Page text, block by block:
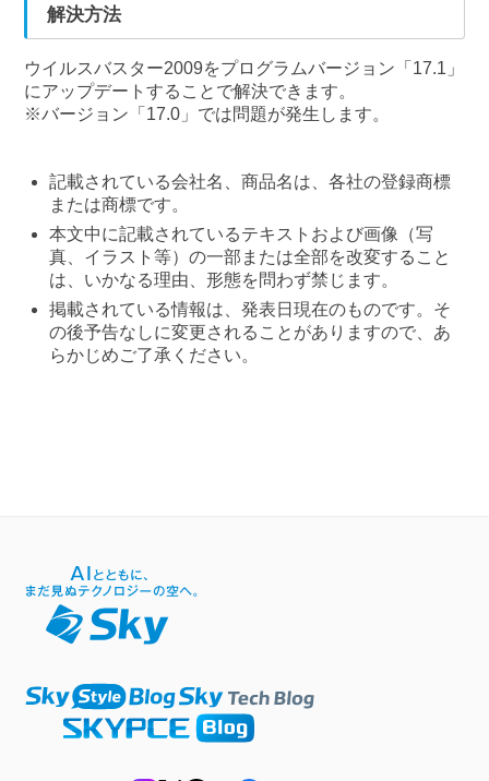
解決方法
ウイルスバスター2009をプログラムバージョン「17.1」
にアップデートすることで解決できます。
※バージョン「17.0」では問題が発生します。
記載されている会社名、商品名は、各社の登録商標
または商標です。
本文中に記載されているテキストおよび画像（写
真、イラスト等）の一部または全部を改変すること
は、いかなる理由、形態を問わず禁じます。
掲載されている情報は、発表日現在のものです。そ
の後予告なしに変更されることがありますので、あ
らかじめご了承ください。